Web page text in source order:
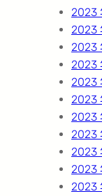
2023
2023
2023
2023
2023
2023
2023
2023
2023
2023
2023